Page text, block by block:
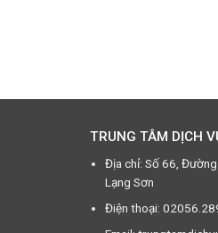
TRUNG TÂM DỊCH
Địa chỉ: Số 66,
Lạng Sơn
Điện thoại: